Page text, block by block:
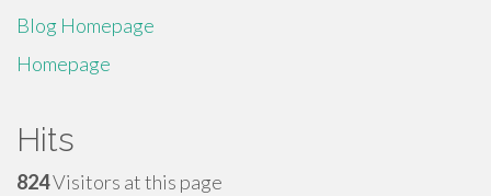
Blog Homepage
Homepage
Hits
824Visitors at this page